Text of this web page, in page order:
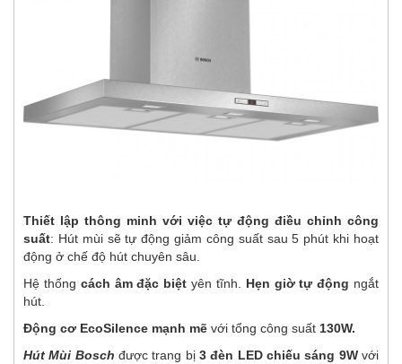
Thiết lập thông minh với việc tự động điều chỉnh công
suất: Hút mùi sẽ tự động giảm công suất sau 5 phút khi hoạt
động ở chế độ hút chuyên sâu.
Hệ thống cách âm đặc biệtyên tĩnh. Hẹn giờ tự động ngắt
hút.
Động cơ EcoSilence mạnh mẽ với tổng công suất 130W.
Hút Mùi Bosch được trang bị3 đèn LED chiếu sáng 9Wvới